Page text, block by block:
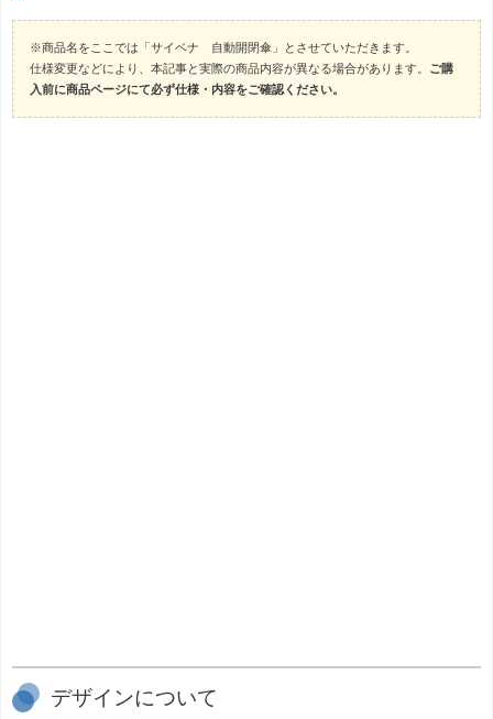
※商品名をここでは「サイベナ 自動開閉傘」とさせていただきます。
仕様変更などにより、本記事と実際の商品内容が異なる場合があります。 ご購
入前に商品ページにて必ず仕様・内容をご確認ください。
デザインについて